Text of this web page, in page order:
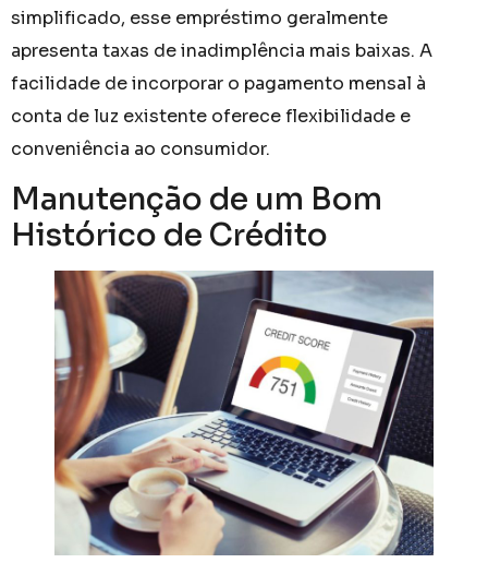
simplificado, esse empréstimo geralmente
apresenta taxas de inadimplência mais baixas. A
facilidade de incorporar o pagamento mensal à
conta de luz existente oferece flexibilidade e
conveniência ao consumidor.
Manutenção de um Bom
Histórico de Crédito